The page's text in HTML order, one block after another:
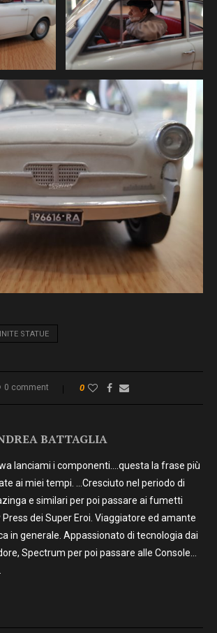
STATUE
0 comment 0
BATTAGLIA
lanciami i componenti….questa la frase più
ai miei tempi. …Cresciuto nel periodo di
e similari per poi passare ai fumetti
dei Super Eroi. Viaggiatore ed amante
in generale. Appassionato di tecnologia dai
Spectrum per poi passare alle Console…